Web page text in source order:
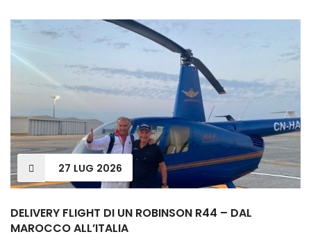
27 LUG 2026
DELIVERY FLIGHT DI UN ROBINSON R44 – DAL
MAROCCO ALL’ITALIA